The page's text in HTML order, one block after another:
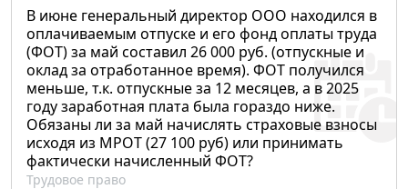
В июне генеральный директор ООО находился в
оплачиваемым отпуске и его фонд оплаты труда
(ФОТ) за май составил 26 000 руб. (отпускные и
оклад за отработанное время). ФОТ получился
меньше, т.к. отпускные за 12 месяцев, а в 2025
году заработная плата была гораздо ниже.
Обязаны ли за май начислять страховые взносы
исходя из МРОТ (27 100 руб) или принимать
фактически начисленный ФОТ?
Трудовое право